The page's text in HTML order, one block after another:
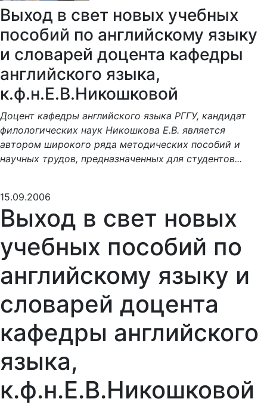
Выход в свет новых учебных
пособий по английскому языку
и словарей доцента кафедры
английского языка,
к.ф.н.Е.В.Никошковой
Доцент кафедры английского языка РГГУ, кандидат
филологических наук Никошкова Е.В. является
автором широкого ряда методических пособий и
научных трудов, предназначенных для студентов...
15.09.2006
Выход в свет новых
учебных пособий по
английскому языку и
словарей доцента
кафедры английского
языка,
к.ф.н.Е.В.Никошковой